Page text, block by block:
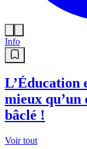
Info
L’Éducation
mieux qu’un
bâclé !
Voir tout